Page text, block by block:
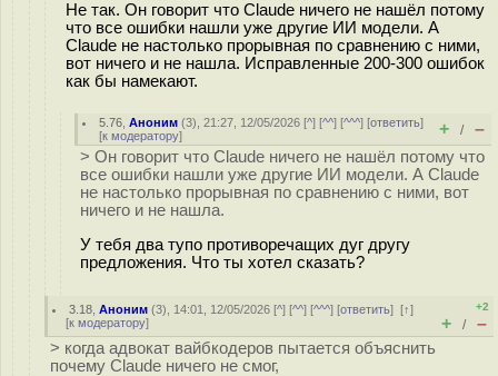
Не так. Он говорит что Claude ничего не нашёл потому
что все ошибки нашли уже другие ИИ модели. А
Claude не настолько прорывная по сравнению с ними,
вот ничего и не нашла. Исправленные 200-300 ошибок
как бы намекают.
5.76 ,Аноним (3), 21:27, 12/05/2026 [^] [^^] [^^^] [ответить]
[к модератору] + / –
> Он говорит что Claude ничего не нашёл потому что
все ошибки нашли уже другие ИИ модели. А Claude
не настолько прорывная по сравнению с ними, вот
ничего и не нашла.
У тебя два тупо противоречащих дуг другу
предложения. Что ты хотел сказать?
3.18 ,Аноним (3), 14:01, 12/05/2026 [^] [^^] [^^^] [ответить][↑]
[к модератору]
+2
+ / –
> когда адвокат вайбкодеров пытается объяснить
почему Claude ничего не смог,